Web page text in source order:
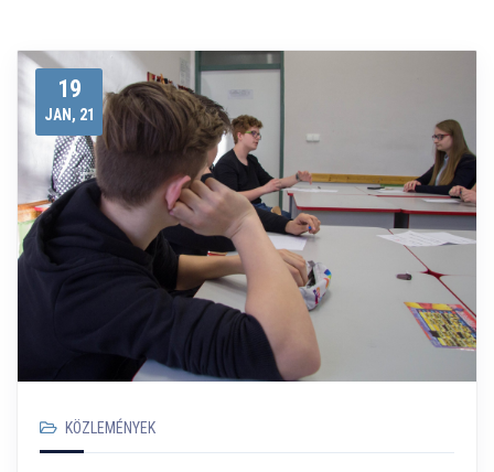
19
JAN, 21
KÖZLEMÉNYEK